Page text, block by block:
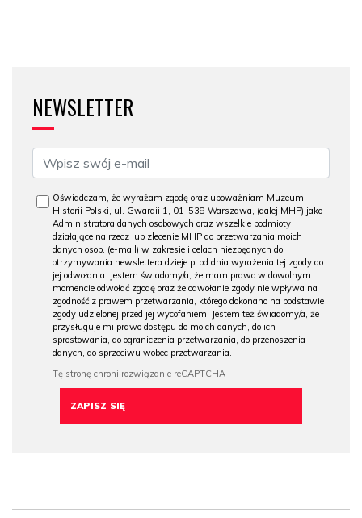
NEWSLETTER
Oświadczam, że wyrażam zgodę oraz upoważniam Muzeum
Historii Polski, ul. Gwardii 1, 01-538 Warszawa, (dalej MHP) jako
Administratora danych osobowych oraz wszelkie podmioty
działające na rzecz lub zlecenie MHP do przetwarzania moich
danych osob. (e-mail) w zakresie i celach niezbędnych do
otrzymywania newslettera dzieje.pl od dnia wyrażenia tej zgody do
jej odwołania. Jestem świadomy/a, że mam prawo w dowolnym
momencie odwołać zgodę oraz że odwołanie zgody nie wpływa na
zgodność z prawem przetwarzania, którego dokonano na podstawie
zgody udzielonej przed jej wycofaniem. Jestem też świadomy/a, że
przysługuje mi prawo dostępu do moich danych, do ich
sprostowania, do ograniczenia przetwarzania, do przenoszenia
danych, do sprzeciwu wobec przetwarzania.